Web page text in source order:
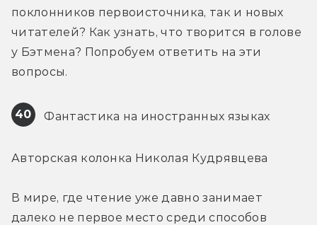
поклонников первоисточника, так и новых
читателей? Как узнать, что творится в голове
у Бэтмена? Попробуем ответить на эти
вопросы.
40 Фантастика на иностранных языках
Авторская колонка Николая Кудрявцева
В мире, где чтение уже давно занимает
далеко не первое место среди способов